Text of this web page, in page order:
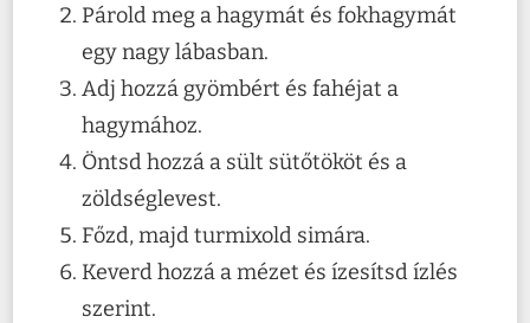
Párold meg a hagymát és fokhagymát
egy nagy lábasban.
Adj hozzá gyömbért és fahéjat a
hagymához.
Öntsd hozzá a sült sütőtököt és a
zöldséglevest.
Főzd, majd turmixold simára.
Keverd hozzá a mézet és ízesítsd ízlés
szerint.